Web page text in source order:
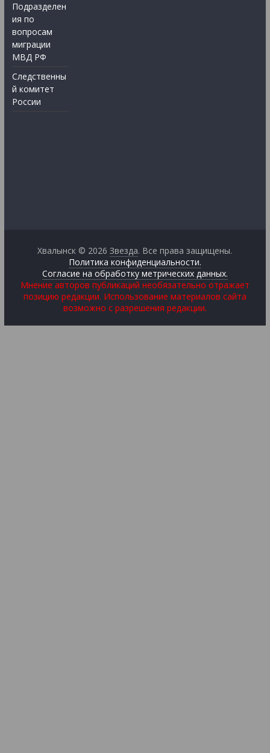
Подразделен
ия по
вопросам
миграции
МВД РФ
Следственны
й комитет
России
Хвалынск © 2026Звезда. Все права защищены.
Политика конфиденциальности.
Согласие на обработку метрических данных.
Мнение авторов публикаций необязательно отражает
позицию редакции. Использование материалов сайта
возможно с разрешения редакции.